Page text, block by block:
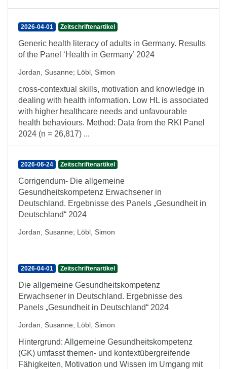
2026-04-01 Zeitschriftenartikel
Generic health literacy of adults in Germany. Results
of the Panel ‘Health in Germany’ 2024
Jordan, Susanne; Löbl, Simon
cross-contextual skills, motivation and knowledge in
dealing with health information. Low HL is associated
with higher healthcare needs and unfavourable
health behaviours. Method: Data from the RKI Panel
2024 (n = 26,817) ...
2026-06-24 Zeitschriftenartikel
Corrigendum- Die allgemeine
Gesundheitskompetenz Erwachsener in
Deutschland. Ergebnisse des Panels „Gesundheit in
Deutschland“ 2024
Jordan, Susanne; Löbl, Simon
2026-04-01 Zeitschriftenartikel
Die allgemeine Gesundheitskompetenz
Erwachsener in Deutschland. Ergebnisse des
Panels „Gesundheit in Deutschland“ 2024
Jordan, Susanne; Löbl, Simon
Hintergrund: Allgemeine Gesundheitskompetenz
(GK) umfasst themen- und kontextübergreifende
Fähigkeiten, Motivation und Wissen im Umgang mit